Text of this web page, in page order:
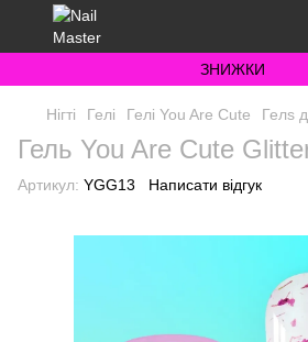
ЗНИЖКИ
Нігті Гелі Гелі You Are Cute Гелs
Гель You Are Cute
Артикул: YGG13 Написати відгук